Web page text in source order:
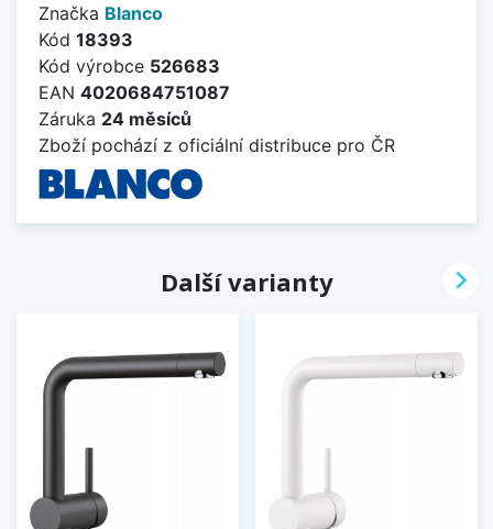
Značka Blanco
Kód 18393
Kód výrobce 526683
EAN 4020684751087
Záruka 24 měsíců
Zboží pochází z oficiální distribuce pro ČR
Další varianty 